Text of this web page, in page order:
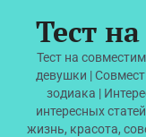
содержимому
Тест
Тест на
девушки |
зодиака |
интересных
жизнь, красота,